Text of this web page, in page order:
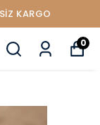
KARGO
0